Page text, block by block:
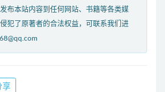
布本站内容到任何网站、书籍等各类媒
犯了原著者的合法权益，可联系我们进
享